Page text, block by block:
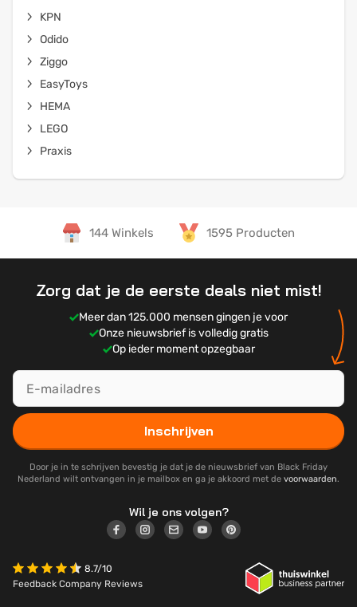
KPN
Odido
Ziggo
EasyToys
HEMA
LEGO
Praxis
144 Winkels 1595 Producten
Zorg dat je de eerste deals niet mist!
Meer dan 125.000 mensen gingen je voor
Onze nieuwsbrief is volledig gratis
Op ieder moment opzegbaar
Inschrijven
Door je in te schrijven bevestig je dat je de nieuwsbrief van Black Friday
Nederland wilt ontvangen in je mailbox en ga je akkoord met de voorwaarden.
Wil je ons volgen?
8.7/10
Feedback Company Reviews